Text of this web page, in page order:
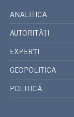
ANALITICA
AUTORITĂȚI
EXPERȚI
GEOPOLITICA
POLITICĂ